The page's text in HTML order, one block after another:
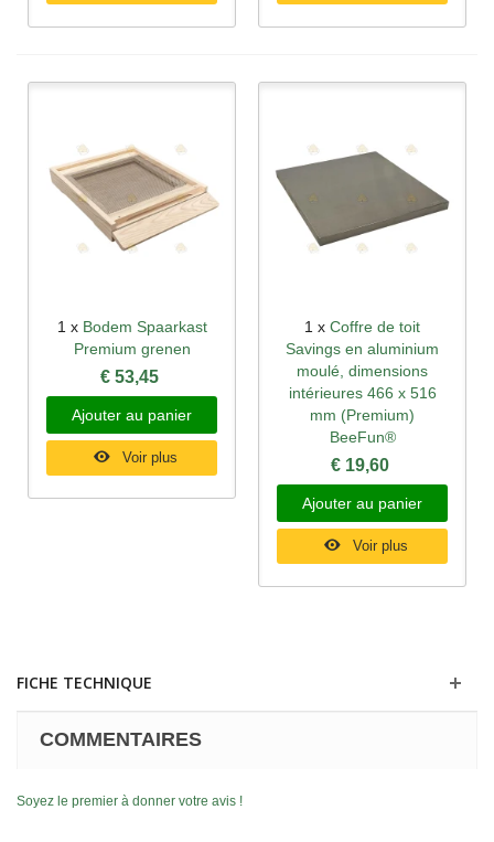
1 x Bodem Spaarkast
Premium grenen
€ 53,45
Ajouter au panier
Voir plus
1 x Coffre de toit
Savings en aluminium
moulé, dimensions
intérieures 466 x 516
mm (Premium)
BeeFun®
€ 19,60
Ajouter au panier
Voir plus
FICHE TECHNIQUE
COMMENTAIRES
Soyez le premier à donner votre avis !